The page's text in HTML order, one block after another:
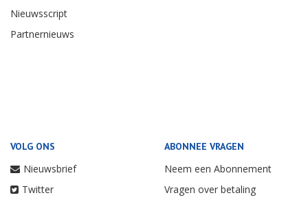
Nieuwsscript
Partnernieuws
VOLG ONS
Nieuwsbrief
Twitter
ABONNEE VRAGEN
Neem een Abonnement
Vragen over betaling